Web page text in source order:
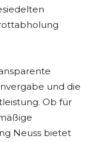
und die
Ob für
Neuss bietet